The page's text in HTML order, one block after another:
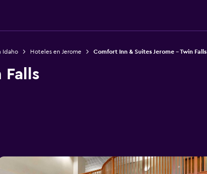
Idaho Hoteles en Jerome Comfort Inn & Suites Jerome - Twin Falls
Falls